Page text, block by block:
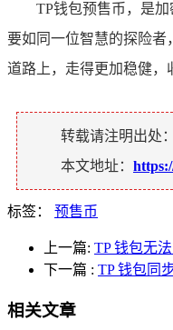
TP钱包预售币，是
要如同一位智慧的探险者
道路上，走得更加稳健，
转载请注明出处：
本文地址：
标签： 预售币
上一篇: TP 钱包无
下一篇 : TP 钱包同
相关文章